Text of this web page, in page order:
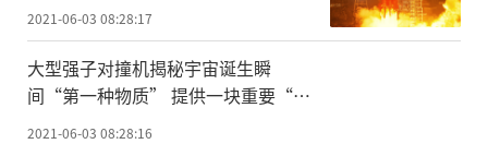
业视频“三大系统”联网和数据接入，初步
实现“联网、看见、分析”的整体目标，建
成煤矿安全风险监测“一张网”，实现快
捷、精准、针对性监察执法。
2021-06-03 08:28:17
大型强子对撞机揭秘宇宙诞生瞬
间“第一种物质” 提供一块重要“拼
2021-06-03 08:28:16